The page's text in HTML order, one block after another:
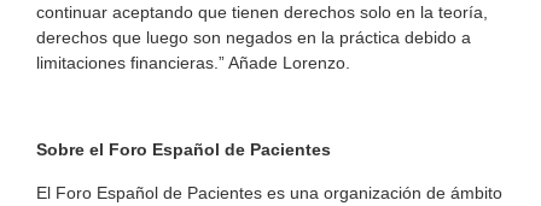
continuar aceptando que tienen derechos solo en la teoría,
derechos que luego son negados en la práctica debido a
limitaciones financieras.” Añade Lorenzo.
Sobre el Foro Español de Pacientes
El Foro Español de Pacientes es una organización de ámbito